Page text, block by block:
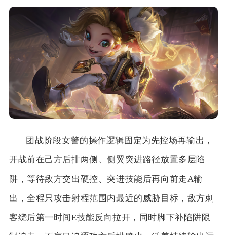
团战阶段女警的操作逻辑固定为先控场再输出，
开战前在己方后排两侧、侧翼突进路径放置多层陷
阱，等待敌方交出硬控、突进技能后再向前走A输
出，全程只攻击射程范围内最近的威胁目标，敌方刺
客绕后第一时间E技能反向拉开，同时脚下补陷阱限